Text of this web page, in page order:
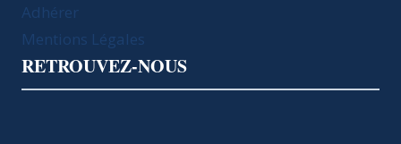
Adhérer
Mentions Légales
RETROUVEZ-NOUS